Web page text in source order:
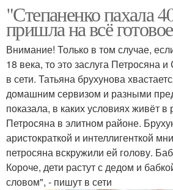
"Степаненко пахала
пришла на всё
Внимание! Только в том случае,
18 века, то это заслуга Петросяна
в сети. Татьяна брухунова
домашним сервизом и разными
показала, в каких условиях живёт
Петросяна в элитном районе.
аристократкой и интеллигенткой
петросяна вскружили ей голову.
Короче, дети растут с дедом и
словом", - пишут в сети